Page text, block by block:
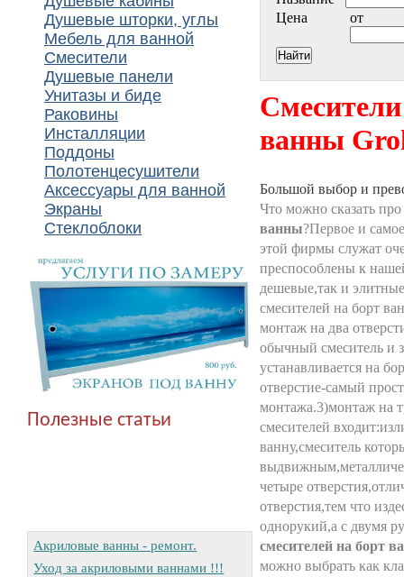
Душевые шторки, углы
Мебель для ванной
Смесители
Душевые панели
Унитазы и биде
Раковины
Инсталляции
Поддоны
Полотенцесушители
Аксессуары для ванной
Экраны
Стеклоблоки
Полезные статьи
Акриловые ванны - ремонт.
Уход за акриловыми ваннами !!!
Цена
от
ванны
Большой выбор и
Что можно сказать про
ванны?Первое и
этой фирмы служат
преспособлены к
дешевые,так и
смесителей на борт
монтаж на два
обычный смеситель и
устанавливается на
отверстие-самый
монтажа.3)монтаж на
смесителей
ванну,смеситель
четыре
отверстия,тем что
однорукий,а с двумя
смесителей на борт
можно выбрать как